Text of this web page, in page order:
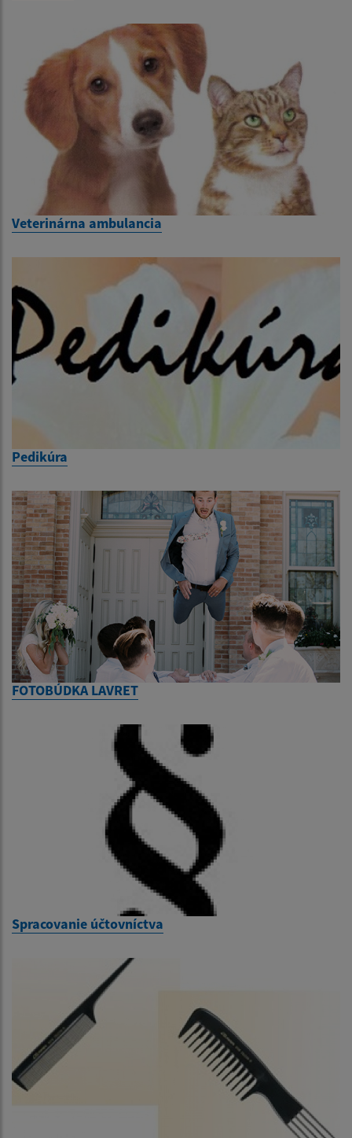
Veterinárna ambulancia
Pedikúra
FOTOBÚDKA LAVRET
Spracovanie účtovníctva